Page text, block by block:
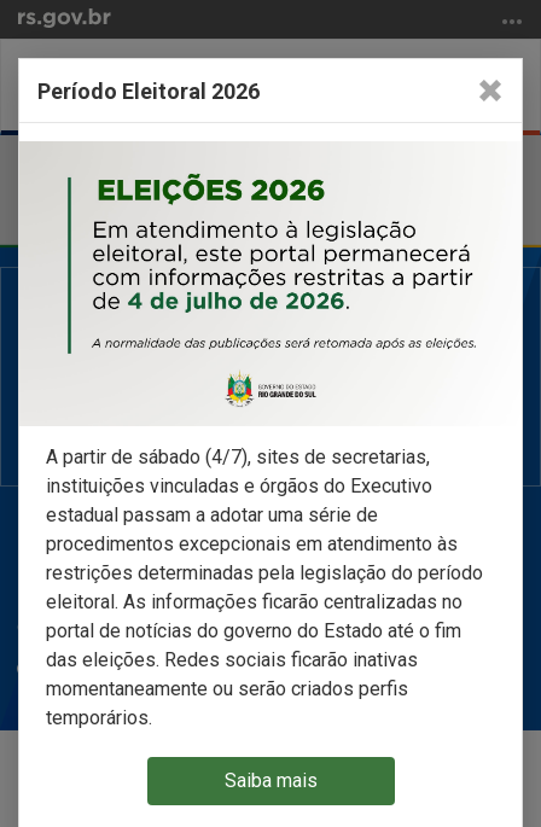
para
conteúdo
Ir
Ir
para
a
Início
Período Eleitoral 2026
A partir de sábado (4/7), sites de secretarias,
instituições vinculadas e órgãos do Executivo
estadual passam a adotar uma série de
procedimentos excepcionais em atendimento às
restrições determinadas pela legislação do período
eleitoral. As informações ficarão centralizadas no
portal de notícias do governo do Estado até o fim
das eleições. Redes sociais ficarão inativas
momentaneamente ou serão criados perfis
temporários.
Saiba mais
O teu portal de relacionamento com a PROCERGS.
Acessar agora ›
Central de Atendimento
Precisa de algum suporte ou informação? Entre em contato
com nossa Central de Atendimento 24h.
0800 648 48 48